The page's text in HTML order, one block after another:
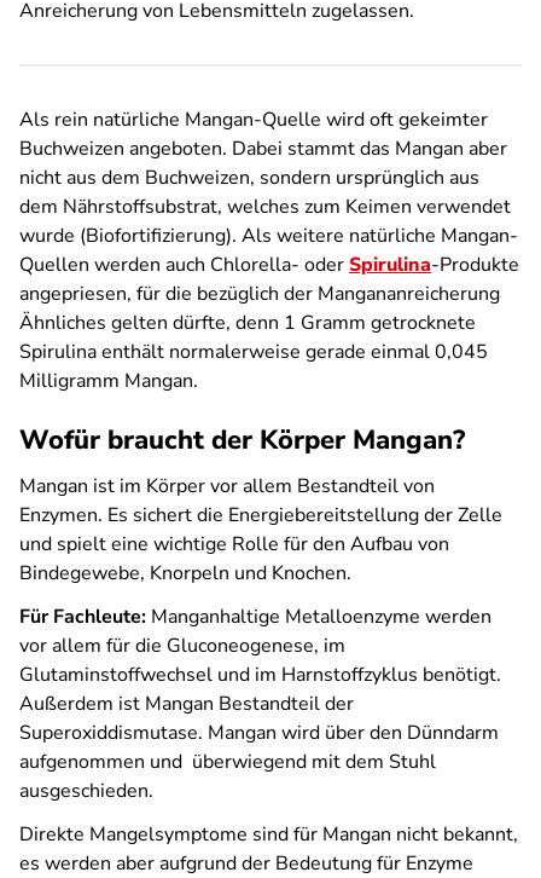
Anreicherung von Lebensmitteln zugelassen.
Als rein natürliche Mangan-Quelle wird oft gekeimter
Buchweizen angeboten. Dabei stammt das Mangan aber
nicht aus dem Buchweizen, sondern ursprünglich aus
dem Nährstoffsubstrat, welches zum Keimen verwendet
wurde (Biofortifizierung). Als weitere natürliche Mangan-
Quellen werden auch Chlorella- oderSpirulina-Produkte
angepriesen, für die bezüglich der Mangananreicherung
Ähnliches gelten dürfte, denn 1 Gramm getrocknete
Spirulina enthält normalerweise gerade einmal 0,045
Milligramm Mangan.
Wofür braucht der Körper Mangan?
Mangan ist im Körper vor allem Bestandteil von
Enzymen. Es sichert die Energiebereitstellung der Zelle
und spielt eine wichtige Rolle für den Aufbau von
Bindegewebe, Knorpeln und Knochen.
Für Fachleute: Manganhaltige Metalloenzyme werden
vor allem für die Gluconeogenese, im
Glutaminstoffwechsel und im Harnstoffzyklus benötigt.
Außerdem ist Mangan Bestandteil der
Superoxiddismutase. Mangan wird über den Dünndarm
aufgenommen und überwiegend mit dem Stuhl
ausgeschieden.
Direkte Mangelsymptome sind für Mangan nicht bekannt,
es werden aber aufgrund der Bedeutung für Enzyme